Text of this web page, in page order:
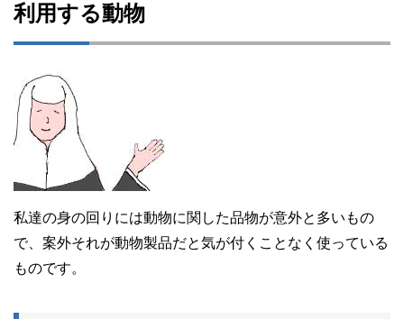
利用する動物
私達の身の回りには動物に関した品物が意外と多いもの
で、案外それが動物製品だと気が付くことなく使っている
ものです。